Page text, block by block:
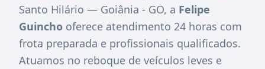
Santo Hilário — Goiânia - GO, a Felipe
Guincho oferece atendimento 24 horas com
frota preparada e profissionais qualificados.
Atuamos no reboque de veículos leves e